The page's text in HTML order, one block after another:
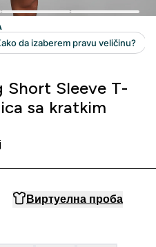
Short Sleeve T-
sa kratkim
Виртуелна проба